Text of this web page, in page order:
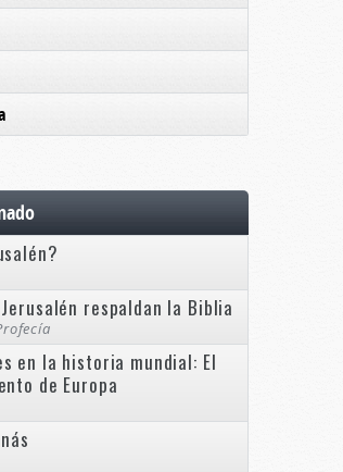
respaldan la Biblia
en la historia mundial: El
de Europa